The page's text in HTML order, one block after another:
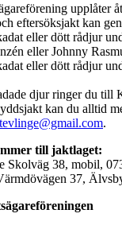
eftersöksjakt kan
eller dött rådjur
eller Johnny
eller dött rådjur
djur ringer du till
kan du alltid
.
till jaktlaget:
Skolväg 38, mobil,
37,